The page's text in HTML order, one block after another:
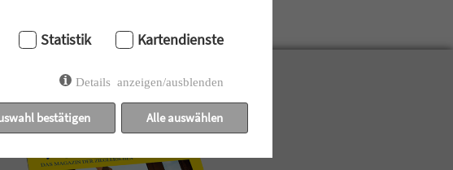
Statistik Kartendienste
Details anzeigen/ausblenden
bestätigen Alle auswählen